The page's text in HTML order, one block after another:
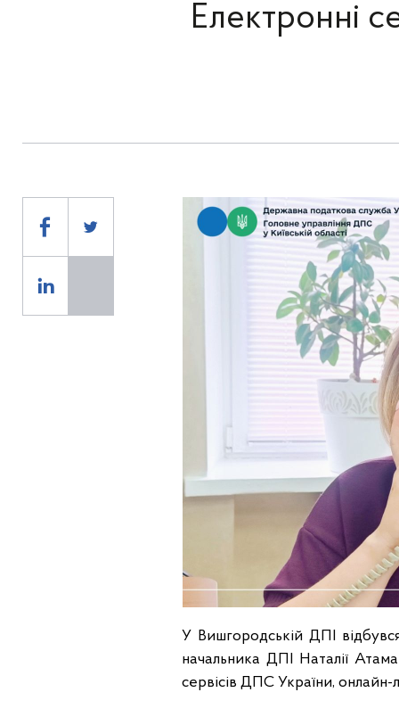
Електронні
У Вишгородській ДПІ
начальника ДПІ Наталії
сервісів ДПС України,